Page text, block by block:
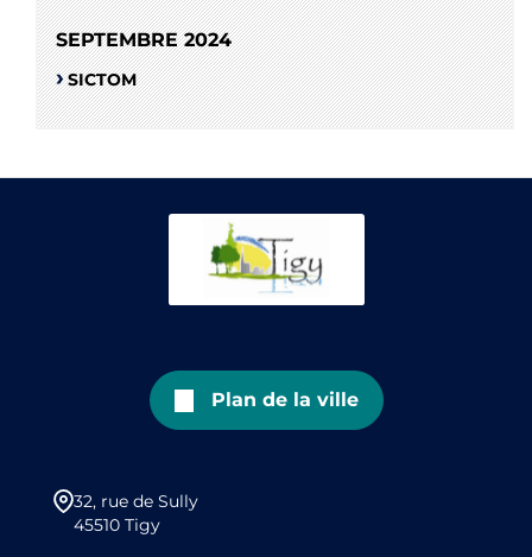
SEPTEMBRE 2024
SICTOM
Plan de la ville
32, rue de Sully
45510 Tigy